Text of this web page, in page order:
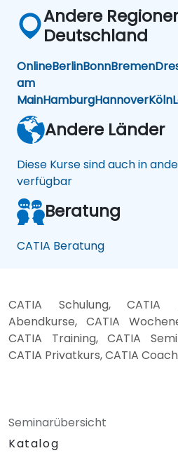
Andere
Deutschland
OnlineBerlinBonnBremen
am
MainHamburgHannoverKöln
Andere Länder
Diese Kurse sind auch in
verfügbar
Beratung
CATIA Beratung
CATIA Schulung,
Abendkurse, CATIA
CATIA Training, CATIA
CATIA Privatkurs, CATIA
Seminarübersicht
Katalog